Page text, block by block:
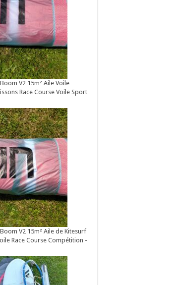
V2 15m² Aile Voile
Race Course Voile Sport
V2 15m² Aile de Kitesurf
Race Course Compétition -